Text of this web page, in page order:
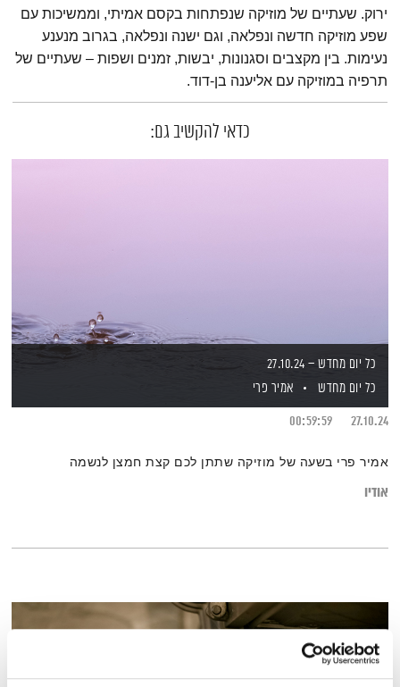
תמצית הפודקאסט
ירוק. שעתיים של מוזיקה שנפתחות בקסם אמיתי, וממשיכות עם
שפע מוזיקה חדשה ונפלאה, וגם ישנה ונפלאה, בגרוב מנענע
נעימות. בין מקצבים וסגנונות, יבשות, זמנים ושפות – שעתיים של
תרפיה במוזיקה עם אליענה בן-דוד.
כדאי להקשיב גם:
כל יום מחדש – 27.10.24
כל יום מחדש
אמיר פרי
27.10.24
00:59:59
אמיר פרי בשעה של מוזיקה שתתן לכם קצת חמצן לנשמה
אודיו